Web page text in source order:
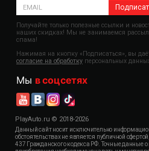
Получайте только полезные ссылки и
наших скидках! Мы не занимаемся
спама!
Нажимая на кнопку «Подписаться», вы
согласие на обработку персональных
Мы в соцсетях
PlayAuto.ru © 2018-2026
Данный сайт носит исключительно
обстоятельствах не является публичной
437 Гражданского кодекса РФ. Точные данные о